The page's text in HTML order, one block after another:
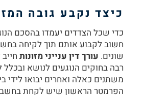
כיצד נקבע גובה
כדי שכל הצדדים יעמדו בהסכם
חשוב לקבוע אותם תוך לקיחה
שונים. עורך דין ענייני מזונות
רבה בחוקים הנוגעים לנושא
משתנים כאלה ואחרים יבואו לידי
הפרמטר הראשון שיש לקחת